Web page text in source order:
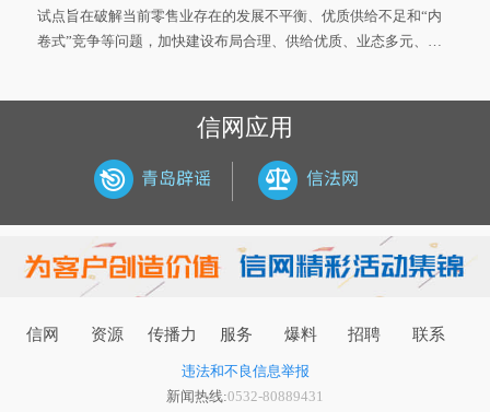
试点旨在破解当前零售业存在的发展不平衡、优质供给不足和“内
卷式”竞争等问题，加快建设布局合理、供给优质、业态多元、智
信网应用
信网 资源 传播力 服务 爆料 招聘 联系
违法和不良信息举报
新闻热线:0532-80889431